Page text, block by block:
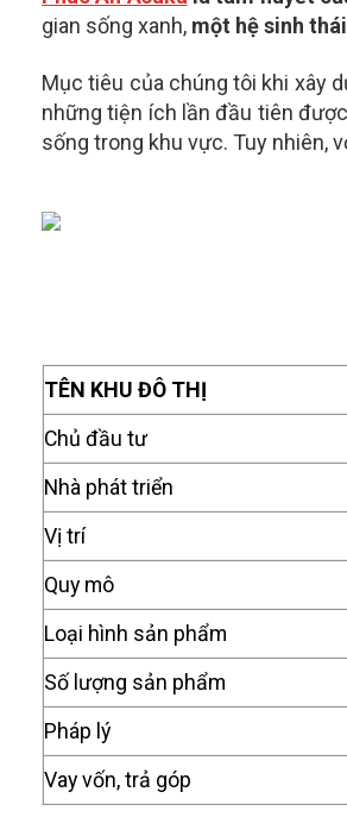
gian sống xanh, một hệ sinh
Mục tiêu của chúng tôi khi xây
những tiện ích lần đầu tiên
sống trong khu vực. Tuy nhiên,
TÊN KHU ĐÔ THỊ
Chủ đầu tư
Nhà phát triển
Vị trí
Quy mô
Loại hình sản phẩm
Số lượng sản phẩm
Pháp lý
Vay vốn, trả góp